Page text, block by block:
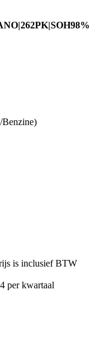
is inclusief BTW
per kwartaal